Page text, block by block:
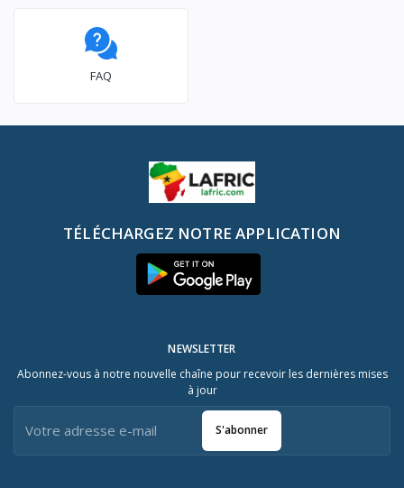
FAQ
TÉLÉCHARGEZ NOTRE APPLICATION
NEWSLETTER
Abonnez-vous à notre nouvelle chaîne pour recevoir les dernières mises
à jour
S'abonner